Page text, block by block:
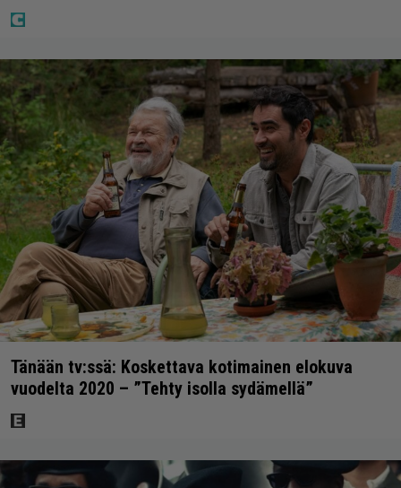
Tänään tv:ssä: Koskettava kotimainen elokuva
vuodelta 2020 – ”Tehty isolla sydämellä”